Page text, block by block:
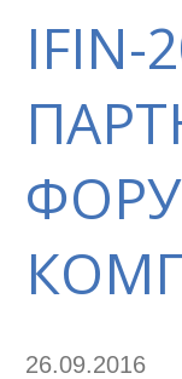
IFIN-
26.09.2016